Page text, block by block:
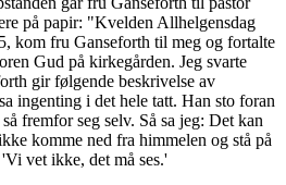
på papir: "Kvelden Allhelgensdag
kom fru Ganseforth til meg og fortalte
Gud på kirkegården. Jeg svarte
gir følgende beskrivelse av
ingenting i det hele tatt. Han sto foran
fremfor seg selv. Så sa jeg: Det kan
komme ned fra himmelen og stå på
vet ikke, det må ses.'